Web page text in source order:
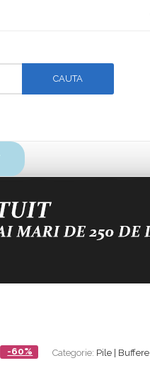
-60% Categorie: Pile | Buffere